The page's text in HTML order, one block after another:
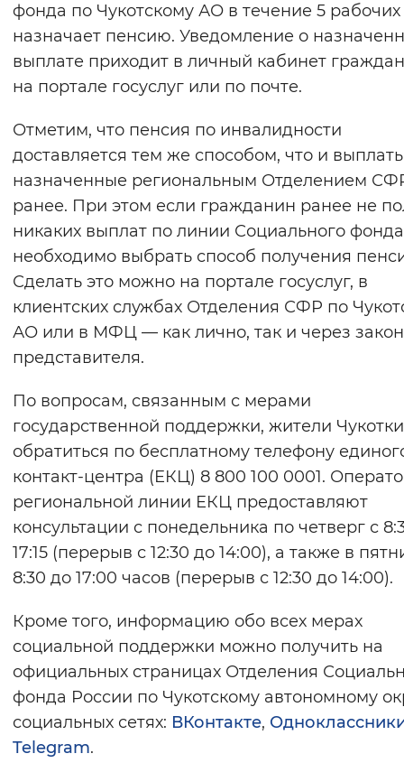
фонда по Чукотскому АО в течение 5
назначает пенсию. Уведомление о
выплате приходит в личный кабинет
на портале госуслуг или по почте.
Отметим, что пенсия по инвалидности
доставляется тем же способом, что и
назначенные региональным Отделением
ранее. При этом если гражданин ранее не
никаких выплат по линии Социального
необходимо выбрать способ получения
Сделать это можно на портале госуслуг, в
клиентских службах Отделения СФР по
АО или в МФЦ — как лично, так и через
представителя.
По вопросам, связанным с мерами
государственной поддержки, жители
обратиться по бесплатному телефону
контакт-центра (ЕКЦ) 8 800 100 0001.
региональной линии ЕКЦ предоставляют
консультации с понедельника по четверг с
17:15 (перерыв с 12:30 до 14:00), а также в
8:30 до 17:00 часов (перерыв с 12:30 до 14:00).
Кроме того, информацию обо всех мерах
социальной поддержки можно получить на
официальных страницах Отделения
фонда России по Чукотскому автономному
социальных сетях: ВКонтакте,
Telegram.